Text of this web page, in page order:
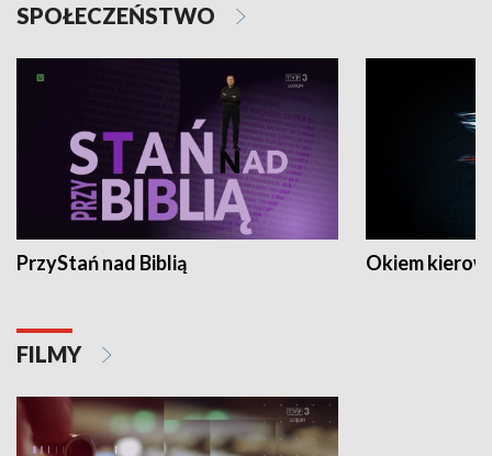
SPOŁECZEŃSTWO
PrzyStań nad Biblią Okiem
FILMY